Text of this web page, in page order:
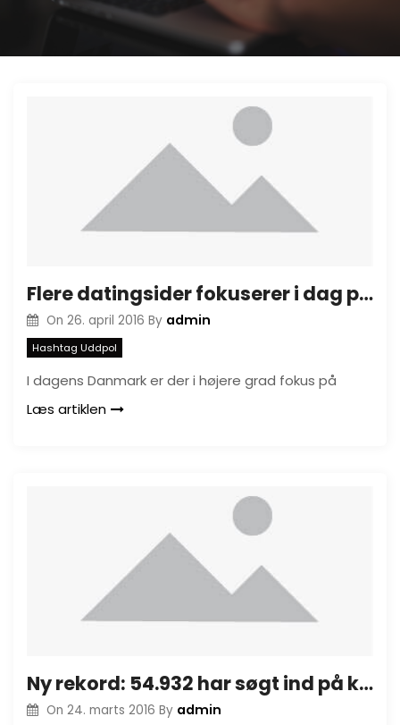
Flere datingsider fokuserer i dag på seniorer
On 26. april 2016 By admin
Hashtag Uddpol
I dagens Danmark er der i højere grad fokus på
Læs artiklen
Ny rekord: 54.932 har søgt ind på kvote 2 i 2016
On 24. marts 2016 By admin